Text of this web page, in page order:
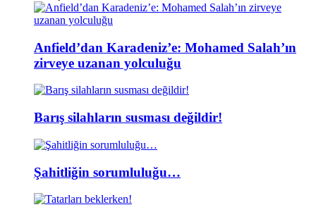
Anfield’dan Karadeniz’e: Mohamed Salah’ın
zirveye uzanan yolculuğu
Barış silahların susması değildir!
Şahitliğin sorumluluğu…